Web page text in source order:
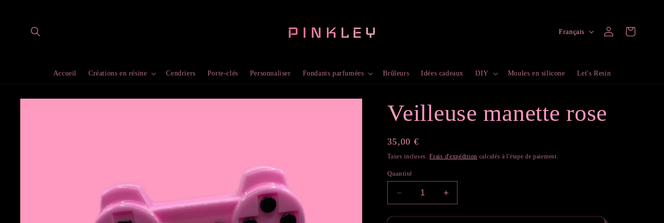
contenu
Accueil Créations en résine Cendriers Porte-clés Personnaliser Fondants parfumées Brûleurs Idées cadeaux DIY Moules en silicone Let's Resin
L
e
Français Connexion Panier
Passer aux
Veilleuse manette rose
Prix
habituel
35,00 €
Taxes incluses.Frais d'expédition calculés à l'étape de paiement.
Quantité
Réduire
la
quantité
Augmenter
la
quantité